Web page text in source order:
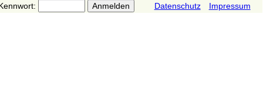
Datenschutz Impressum